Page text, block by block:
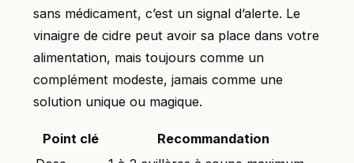
sans médicament, c’est un signal d’alerte. Le
vinaigre de cidre peut avoir sa place dans votre
alimentation, mais toujours comme un
complément modeste, jamais comme une
solution unique ou magique.
Point clé
Recommandation